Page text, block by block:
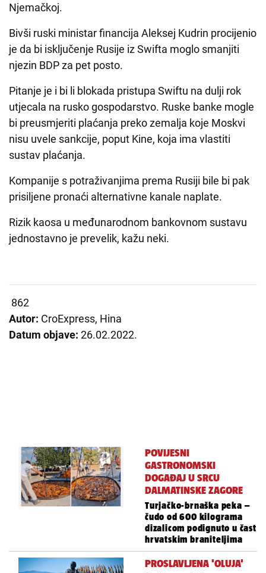
Njemačkoj.
Bivši ruski ministar financija Aleksej Kudrin procijenio
je da bi isključenje Rusije iz Swifta moglo smanjiti
njezin BDP za pet posto.
Pitanje je i bi li blokada pristupa Swiftu na dulji rok
utjecala na rusko gospodarstvo. Ruske banke mogle
bi preusmjeriti plaćanja preko zemalja koje Moskvi
nisu uvele sankcije, poput Kine, koja ima vlastiti
sustav plaćanja.
Kompanije s potraživanjima prema Rusiji bile bi pak
prisiljene pronaći alternativne kanale naplate.
Rizik kaosa u međunarodnom bankovnom sustavu
jednostavno je prevelik, kažu neki.
862
Autor: CroExpress, Hina
Datum objave: 26.02.2022.
POVIJESNI
GASTRONOMSKI
DOGAĐAJ U SRCU
DALMATINSKE ZAGORE
Turjačko-brnaška peka –
čudo od 600 kilograma
dizalicom podignuto u čast
hrvatskim braniteljima
PROSLAVLJENA 'OLUJA'